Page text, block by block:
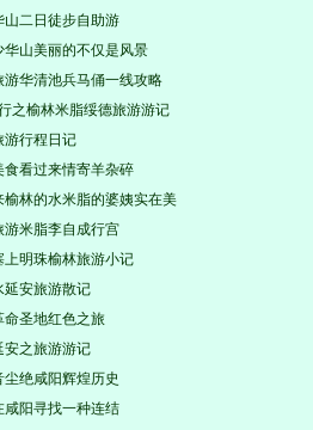
山二日徒步自助游
华山美丽的不仅是风景
游华清池兵马俑一线攻略
之榆林米脂绥德旅游游记
游行程日记
食看过来情寄羊杂碎
榆林的水米脂的婆姨实在美
游米脂李自成行宫
上明珠榆林旅游小记
延安旅游散记
命圣地红色之旅
安之旅游游记
尘绝咸阳辉煌历史
咸阳寻找一种连结